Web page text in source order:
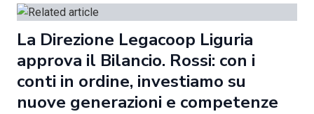
La Direzione Legacoop Liguria
approva il Bilancio. Rossi: con i
conti in ordine, investiamo su
nuove generazioni e competenze